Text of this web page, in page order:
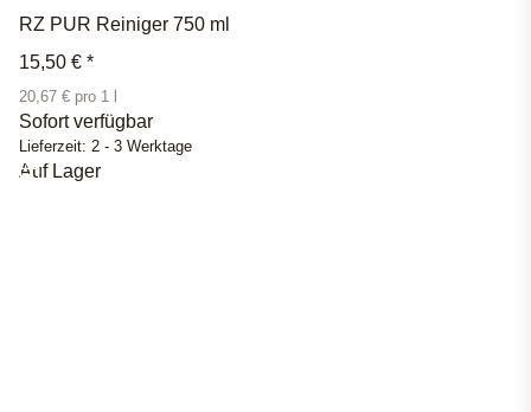
RZ PUR Reiniger 750 ml
15,50 € *
20,67 € pro 1 l
Sofort verfügbar
Lieferzeit: 2 - 3 Werktage
Auf Lager